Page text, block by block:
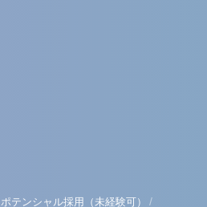
ポテンシャル採用（未経験可） /